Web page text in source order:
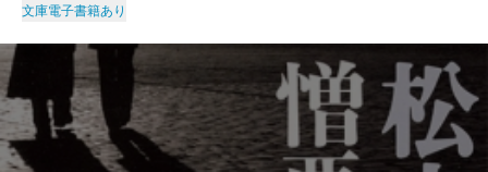
文庫電子書籍あり